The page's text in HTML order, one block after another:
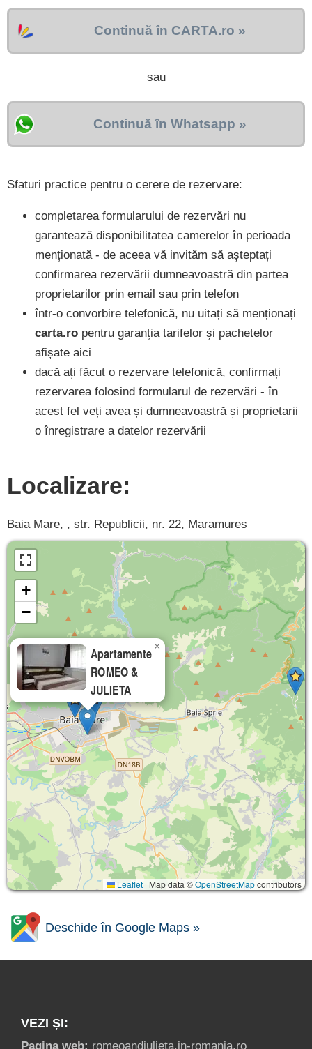
Continuă în CARTA.ro »
sau
Continuă în Whatsapp »
Sfaturi practice pentru o cerere de rezervare:
completarea formularului de rezervări nu
garantează disponibilitatea camerelor în perioada
menționată - de aceea vă invităm să așteptați
confirmarea rezervării dumneavoastră din partea
proprietarilor prin email sau prin telefon
într-o convorbire telefonică, nu uitați să menționați
carta.ro pentru garanția tarifelor și pachetelor
afișate aici
dacă ați făcut o rezervare telefonică, confirmați
rezervarea folosind formularul de rezervări - în
acest fel veți avea și dumneavoastră și proprietarii
o înregistrare a datelor rezervării
Localizare:
Baia Mare, , str. Republicii, nr. 22, Maramures
Apartamente
ROMEO &
JULIETA
×
+
−
Leaflet | Map data ©OpenStreetMapcontributors
Deschide în Google Maps »
VEZI ȘI:
Pagina web: romeoandjulieta.in-romania.ro